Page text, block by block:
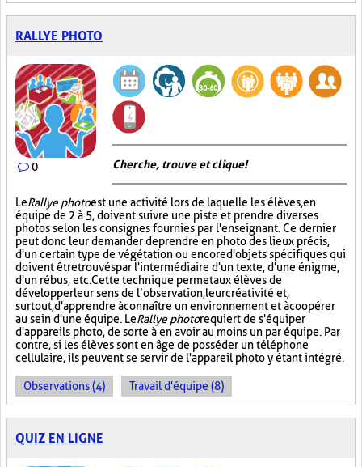
RALLYE PHOTO
0 Cherche, trouve et clique !
LeRallye photoest une activité lors de laquelle les élèves, en
équipe de 2 à 5, doivent suivre une piste et prendre diverses
photos selon les consignes fournies par l'enseignant. Ce dernier
peut donc leur demander de prendre en photo des lieux précis,
d'un certain type de végétation ou encore d'objets spécifiques qui
doivent être trouvés par l'intermédiaire d'un texte, d'une énigme,
d'un rébus, etc. Cette technique permet aux élèves de
développer leur sens de l’observation, leur créativité et,
surtout, d'apprendre à connaître un environnement et à coopérer
au sein d'une équipe. LeRallye photorequiert de s'équiper
d'appareils photo, de sorte à en avoir au moins un par équipe. Par
contre, si les élèves sont en âge de posséder un téléphone
cellulaire, ils peuvent se servir de l'appareil photo y étant intégré.
Observations (4) Travail d'équipe (8)
QUIZ EN LIGNE